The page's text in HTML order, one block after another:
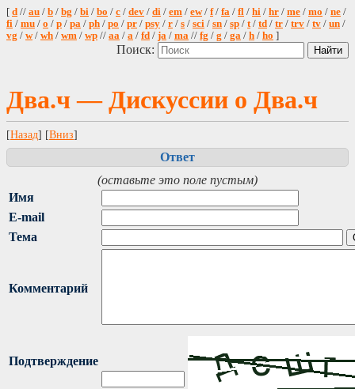
[ d // au / b / bg / bi / bo / c / dev / di / em / ew/ f/ fa / fl / hi / hr / me / mo / ne /
fi / mu / o / p / pa / ph / po / pr / psy / r / s / sci / sn / sp / t/ td / tr / trv / tv / un /
vg / w/ wh / wm / wp // aa / a / fd / ja / ma // fg / g / ga / h / ho ]
Поиск:
Два.ч — Дискуссии о Два.ч
[Назад] [Вниз]
Ответ
(оставьте это поле пустым)
Имя
E-mail
Тема
Комментарий
Подтверждение